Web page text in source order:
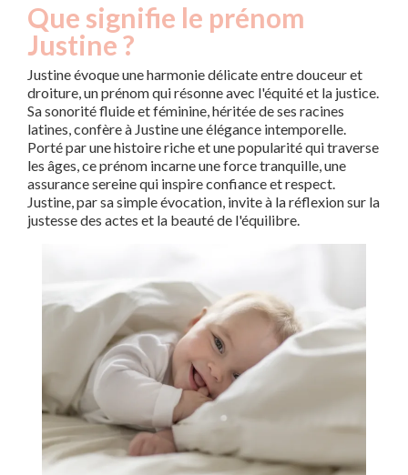
Que signifie le prénom
Justine ?
Justine évoque une harmonie délicate entre douceur et
droiture, un prénom qui résonne avec l'équité et la justice.
Sa sonorité fluide et féminine, héritée de ses racines
latines, confère à Justine une élégance intemporelle.
Porté par une histoire riche et une popularité qui traverse
les âges, ce prénom incarne une force tranquille, une
assurance sereine qui inspire confiance et respect.
Justine, par sa simple évocation, invite à la réflexion sur la
justesse des actes et la beauté de l'équilibre.